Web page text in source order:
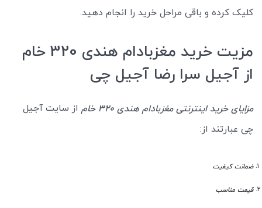
کلیک کرده و باقی مراحل خرید را انجام دهید.
مزیت خرید مغزبادام هندی 320 خام
از آجیل سرا رضا آجیل چی
مزایای خرید اینترنتی مغزبادام هندی 320 خام
از سایت آجیل
چی عبارتند از:
ضمانت کیفیت
قیمت مناسب